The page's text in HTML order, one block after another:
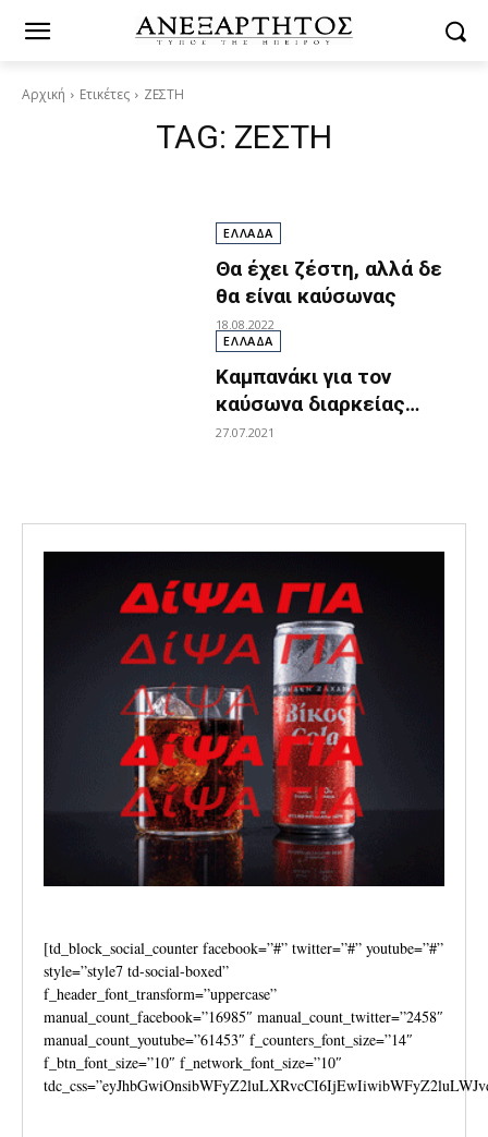
Αρχική Ετικέτες ΖΕΣΤΗ
TAG: ΖΕΣΤΗ
ΕΛΛΑΔΑ
Θα έχει ζέστη, αλλά δε
θα είναι καύσωνας
18.08.2022
ΕΛΛΑΔΑ
Καμπανάκι για τον
καύσωνα διαρκείας…
27.07.2021
[td_block_social_counter facebook=”#” twitter=”#” youtube=”#”
style=”style7 td-social-boxed”
f_header_font_transform=”uppercase”
manual_count_facebook=”16985″ manual_count_twitter=”2458″
manual_count_youtube=”61453″ f_counters_font_size=”14″
f_btn_font_size=”10″ f_network_font_size=”10″